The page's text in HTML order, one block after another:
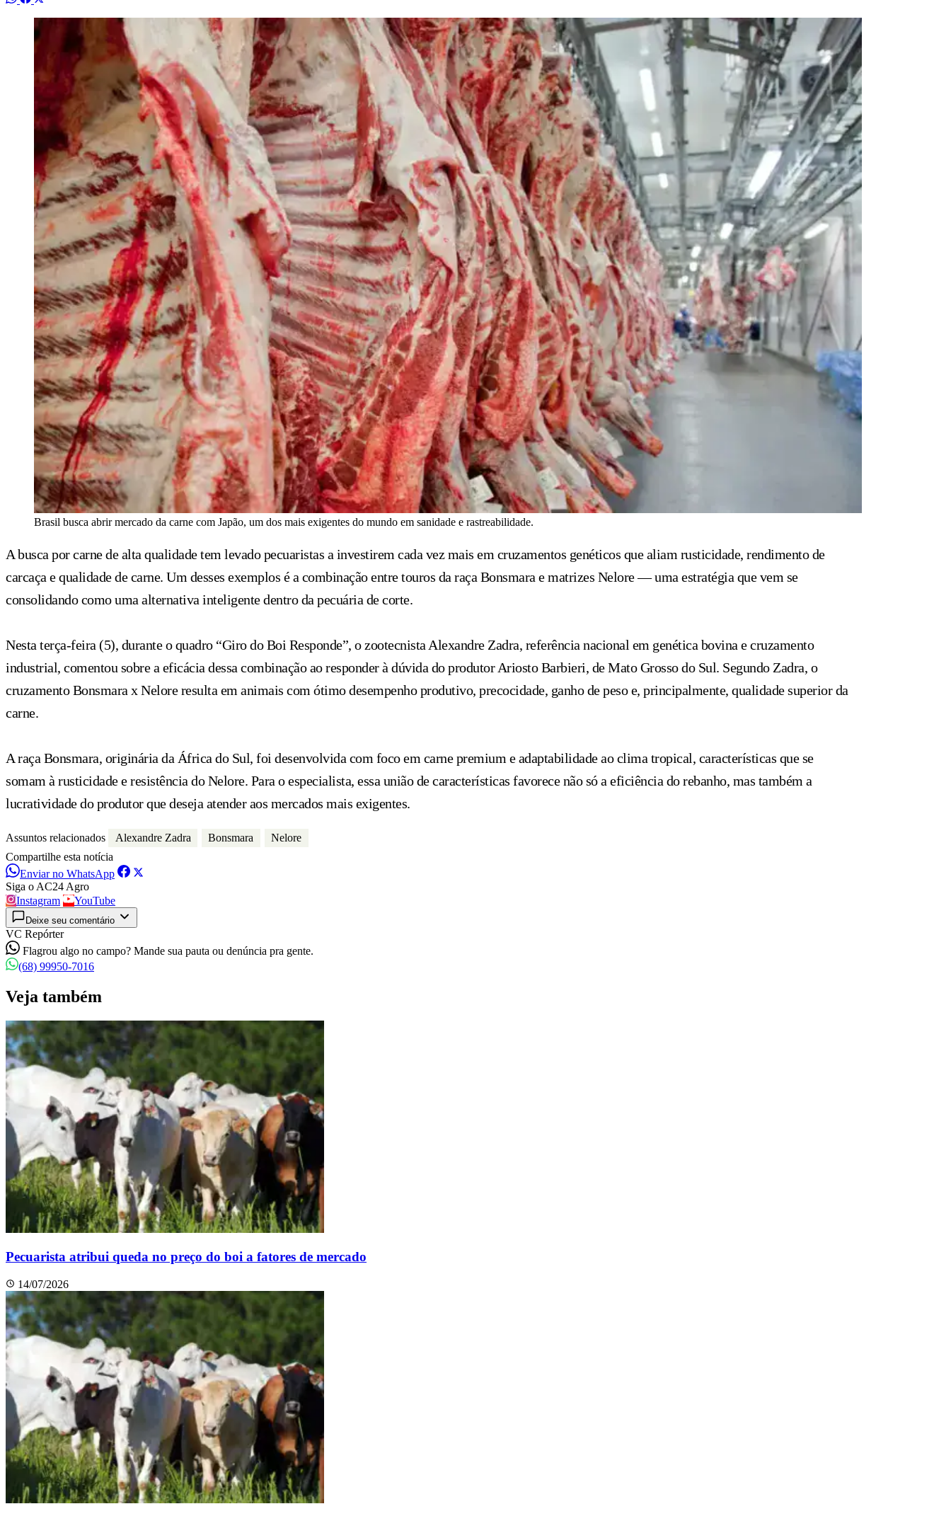
Brasil busca abrir mercado da carne com Japão, um dos mais exigentes do mundo em sanidade e rastreabilidade.
A busca por carne de alta qualidade tem levado pecuaristas a investirem cada vez mais em cruzamentos genéticos que aliam rusticidade, rendimento de
carcaça e qualidade de carne. Um desses exemplos é a combinação entre touros da raça Bonsmara e matrizes Nelore — uma estratégia que vem se
consolidando como uma alternativa inteligente dentro da pecuária de corte.
Nesta terça-feira (5), durante o quadro “Giro do Boi Responde”, o zootecnista Alexandre Zadra, referência nacional em genética bovina e cruzamento
industrial, comentou sobre a eficácia dessa combinação ao responder à dúvida do produtor Ariosto Barbieri, de Mato Grosso do Sul. Segundo Zadra, o
cruzamento Bonsmara x Nelore resulta em animais com ótimo desempenho produtivo, precocidade, ganho de peso e, principalmente, qualidade superior da
carne.
A raça Bonsmara, originária da África do Sul, foi desenvolvida com foco em carne premium e adaptabilidade ao clima tropical, características que se
somam à rusticidade e resistência do Nelore. Para o especialista, essa união de características favorece não só a eficiência do rebanho, mas também a
lucratividade do produtor que deseja atender aos mercados mais exigentes.
Assuntos relacionados Alexandre Zadra Bonsmara
Nelore
Compartilhe esta notícia
Enviar no WhatsApp
Siga o AC24 Agro
Instagram
YouTube
Deixe seu comentário
VC Repórter
Flagrou algo no campo? Mande sua pauta ou denúncia pra gente.
(68) 99950-7016
Veja também
Pecuarista atribui queda no preço do boi a fatores de mercado
14/07/2026